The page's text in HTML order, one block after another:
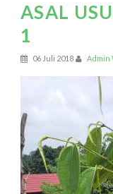
ASAL
1
06 Juli 2018 Admin